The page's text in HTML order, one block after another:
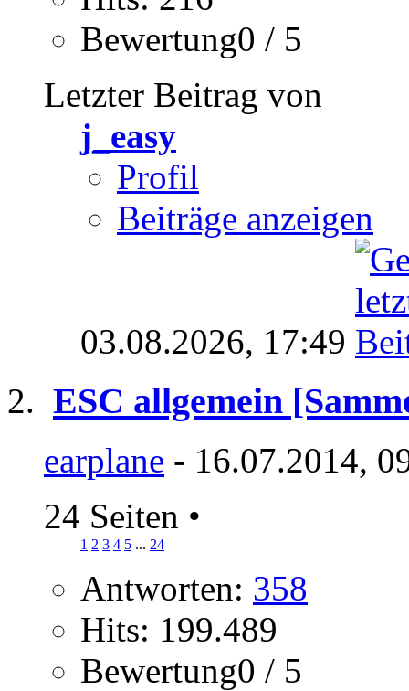
Bewertung0 / 5
Letzter Beitrag von
j_easy
Profil
Beiträge anzeigen
03.08.2026, 17:49
ESC allgemein
earplane - 16.07.2014,
24 Seiten •
1 2 3 4 5 ... 24
Antworten: 358
Hits: 199.489
Bewertung0 / 5